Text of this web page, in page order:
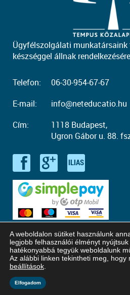
Ügyfélszolgálati munkatársaink
készséggel állnak
Telefon:
06-30-954-67-67
E-mail:
info@neteducatio.hu
Cím:
1118 Budapest,
Ugron Gábor u. 88.
© Copyright 2016 - 2026.
A weboldalon sütiket használunk
legjobb felhasználói élményt
hatékonyabbá tegyük weboldalunk
Az alábbi linken tekintheti meg, hogy
beállítások
Elfogadom